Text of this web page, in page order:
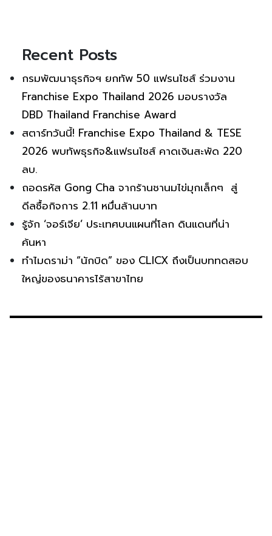
Recent Posts
กรมพัฒนาธุรกิจฯ ยกทัพ 50 แฟรนไชส์ ร่วมงาน
Franchise Expo Thailand 2026 มอบรางวัล
DBD Thailand Franchise Award
สตาร์ทวันนี้! Franchise Expo Thailand & TESE
2026 พบทัพธุรกิจ&แฟรนไชส์ คาดเงินสะพัด 220
ลบ.
ถอดรหัส Gong Cha จากร้านชานมไข่มุกเล็กๆ สู่
ดีลซื้อกิจการ 2.11 หมื่นล้านบาท
รู้จัก ‘จอร์เจีย’ ประเทศบนแผนที่โลก ดินแดนที่น่า
ค้นหา
ทำไมดราม่า “นักบิด” ของ CLICX ถึงเป็นบททดสอบ
ใหญ่ของธนาคารไร้สาขาไทย